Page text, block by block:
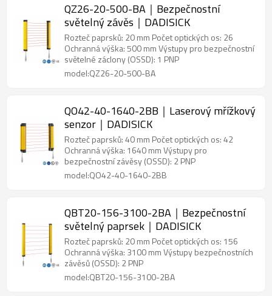
QZ26-20-500-BA｜Bezpečnostní
světelný závěs｜DADISICK
Rozteč paprsků: 20 mm Počet optických os: 26
Ochranná výška: 500 mm Výstupy pro bezpečnostní
světelné záclony (OSSD): 1 PNP
model:QZ26-20-500-BA
QO42-40-1640-2BB｜Laserový mřížkový
senzor｜DADISICK
Rozteč paprsků: 40 mm Počet optických os: 42
Ochranná výška: 1640 mm Výstupy pro
bezpečnostní závěsy (OSSD): 2 PNP
model:QO42-40-1640-2BB
QBT20-156-3100-2BA｜Bezpečnostní
světelný paprsek｜DADISICK
Rozteč paprsků: 20 mm Počet optických os: 156
Ochranná výška: 3100 mm Výstupy bezpečnostních
závěsů (OSSD): 2 PNP
model:QBT20-156-3100-2BA